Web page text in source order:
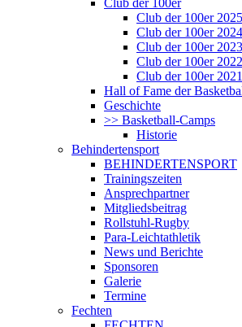
Club der 100er
Club der 100er
Club der 100er
Club der 100er
Club der 100er
Club der 100er
Hall of Fame der
Geschichte
>> Basketball-Camps
Historie
Behindertensport
BEHINDERTENSPORT
Trainingszeiten
Ansprechpartner
Mitgliedsbeitrag
Rollstuhl-Rugby
Para-Leichtathletik
News und Berichte
Sponsoren
Galerie
Termine
Fechten